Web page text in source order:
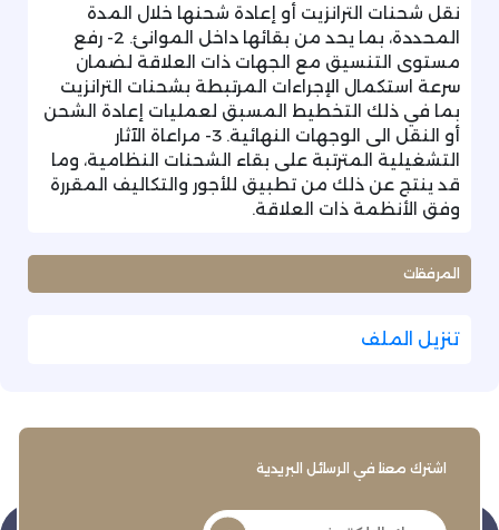
نقل شحنات الترانزيت أو إعادة شحنها خلال المدة
المحددة، بما يحد من بقائها داخل الموانئ. 2- رفع
مستوى التنسيق مع الجهات ذات العلاقة لضمان
سرعة استكمال الإجراءات المرتبطة بشحنات الترانزيت
بما في ذلك التخطيط المسبق لعمليات إعادة الشحن
أو النقل الى الوجهات النهائية. 3- مراعاة الآثار
التشغيلية المترتبة على بقاء الشحنات النظامية، وما
قد ينتج عن ذلك من تطبيق للأجور والتكاليف المقررة
وفق الأنظمة ذات العلاقة.
المرفقات
تنزيل الملف
اشترك معنا في الرسائل البريدية